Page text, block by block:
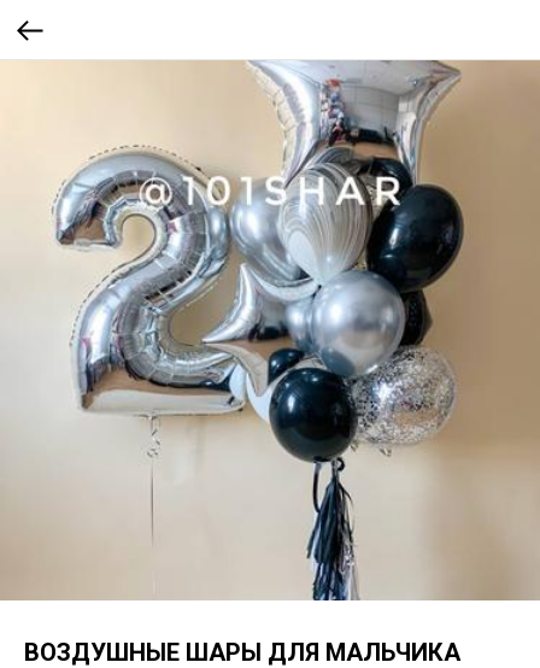
ВОЗДУШНЫЕ ШАРЫ ДЛЯ МАЛЬЧИКА